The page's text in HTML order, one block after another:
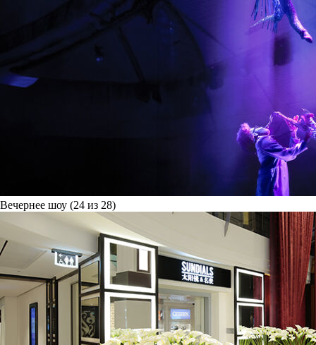
Вечернее шоу (24 из 28)